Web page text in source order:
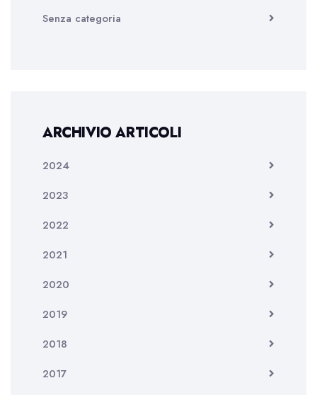
Senza categoria
ARCHIVIO ARTICOLI
2024
2023
2022
2021
2020
2019
2018
2017